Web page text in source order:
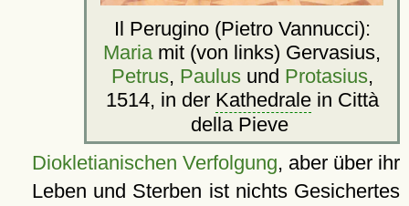
Il Perugino (Pietro Vannucci):
Mariamit (von links) Gervasius,
Petrus, Paulusund Protasius,
1514, in der Kathedralein Città
della Pieve
Diokletianischen Verfolgung, aber über ihr
Leben und Sterben ist nichts Gesichertes